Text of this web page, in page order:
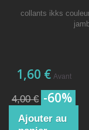
collants ikks
1,60 € Avant
4,00 € -60%
Ajouter au